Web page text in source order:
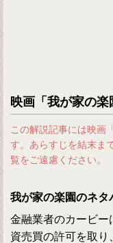
映画「我が家の楽
この解説記事には映画
す。あらすじを結末ま
覧をご遠慮ください。
我が家の楽園のネタ
金融業者のカービー
資売買の許可を取り